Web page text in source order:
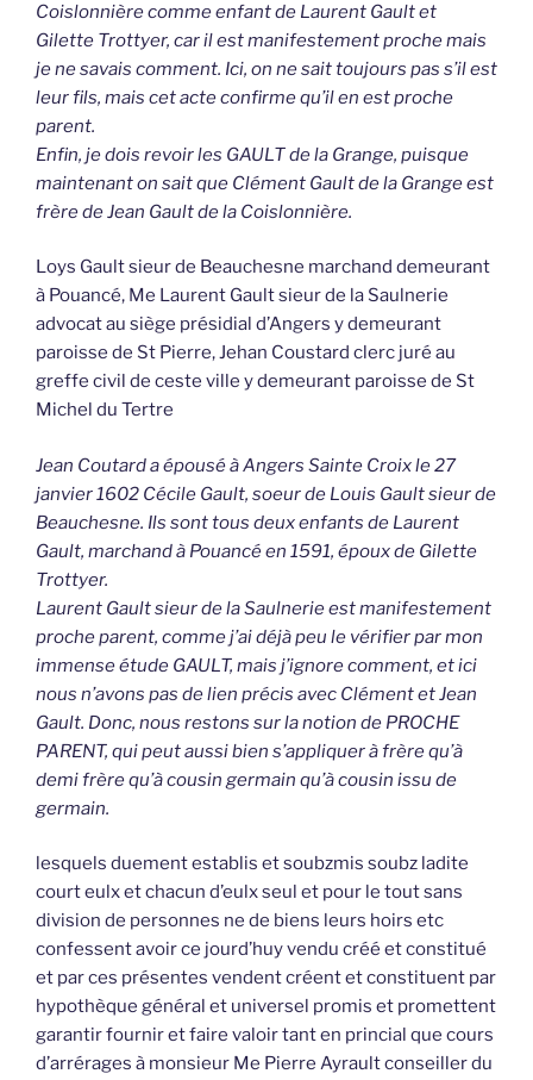
Coislonnière comme enfant de Laurent Gault et
Gilette Trottyer, car il est manifestement proche mais
je ne savais comment. Ici, on ne sait toujours pas s’il est
leur fils, mais cet acte confirme qu’il en est proche
parent.
Enfin, je dois revoir les GAULT de la Grange, puisque
maintenant on sait que Clément Gault de la Grange est
frère de Jean Gault de la Coislonnière.
Loys Gault sieur de Beauchesne marchand demeurant
à Pouancé, Me Laurent Gault sieur de la Saulnerie
advocat au siège présidial d’Angers y demeurant
paroisse de St Pierre, Jehan Coustard clerc juré au
greffe civil de ceste ville y demeurant paroisse de St
Michel du Tertre
Jean Coutard a épousé à Angers Sainte Croix le 27
janvier 1602 Cécile Gault, soeur de Louis Gault sieur de
Beauchesne. Ils sont tous deux enfants de Laurent
Gault, marchand à Pouancé en 1591, époux de Gilette
Trottyer.
Laurent Gault sieur de la Saulnerie est manifestement
proche parent, comme j’ai déjà peu le vérifier par mon
immense étude GAULT, mais j’ignore comment, et ici
nous n’avons pas de lien précis avec Clément et Jean
Gault. Donc, nous restons sur la notion de PROCHE
PARENT, qui peut aussi bien s’appliquer à frère qu’à
demi frère qu’à cousin germain qu’à cousin issu de
germain.
lesquels duement establis et soubzmis soubz ladite
court eulx et chacun d’eulx seul et pour le tout sans
division de personnes ne de biens leurs hoirs etc
confessent avoir ce jourd’huy vendu créé et constitué
et par ces présentes vendent créent et constituent par
hypothèque général et universel promis et promettent
garantir fournir et faire valoir tant en princial que cours
d’arrérages à monsieur Me Pierre Ayrault conseiller du